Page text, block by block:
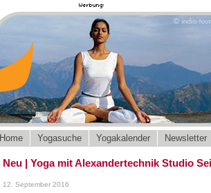
Home Yogasuche Yogakalender Newsletter
Neu | Yoga mit Alexandertechnik Studio
12. September 2016